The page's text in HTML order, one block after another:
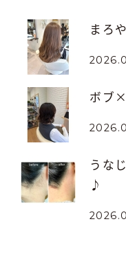
まろ
ボブ
うな
♪